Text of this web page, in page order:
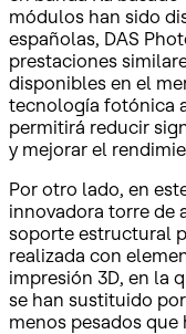
módulos han sido
españolas, DAS
prestaciones
disponibles en el
tecnología fotónica
permitirá reducir
y mejorar el
Por otro lado, en
innovadora torre de
soporte estructural
realizada con
impresión 3D, en la
se han sustituido
menos pesados